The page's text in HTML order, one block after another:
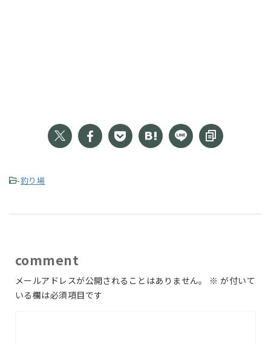
-釣り場
comment
メールアドレスが公開されることはありません。 ※ が付いて
いる欄は必須項目です